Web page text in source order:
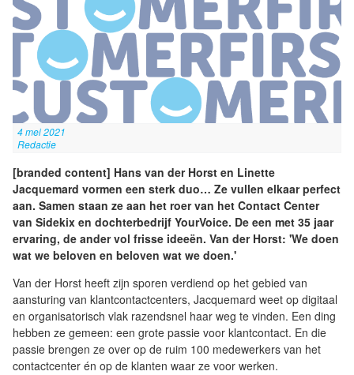
4 mei 2021
Redactie
[branded content] Hans van der Horst en Linette
Jacquemard vormen een sterk duo… Ze vullen elkaar perfect
aan. Samen staan ze aan het roer van het Contact Center
van Sidekix en dochterbedrijf YourVoice. De een met 35 jaar
ervaring, de ander vol frisse ideeën. Van der Horst: 'We doen
wat we beloven en beloven wat we doen.'
Van der Horst heeft zijn sporen verdiend op het gebied van
aansturing van klantcontactcenters, Jacquemard weet op digitaal
en organisatorisch vlak razendsnel haar weg te vinden. Een ding
hebben ze gemeen: een grote passie voor klantcontact. En die
passie brengen ze over op de ruim 100 medewerkers van het
contactcenter én op de klanten waar ze voor werken.